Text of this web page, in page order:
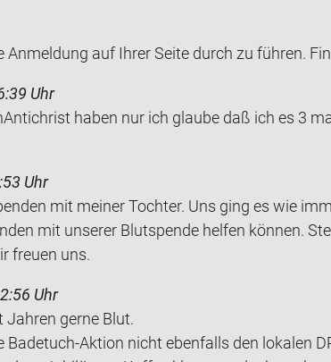
auf Ihrer Seite durch zu füh­ren.
Uhr
haben nur ich glau­be daß ich es 3
Uhr
mit mei­ner Toch­ter. Uns ging es wie
mit un­se­rer Blut­spen­de hel­fen kön­nen.
freu­en uns.
Uhr
Jah­ren gerne Blut.
Badetuch-​Aktion nicht eben­falls den lo­ka­len